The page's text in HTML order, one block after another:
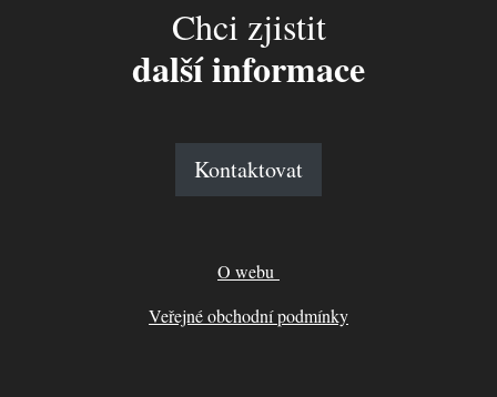
Chci zjistit
další informace
Kontaktovat
O webu
Veřejné obchodní podmínky